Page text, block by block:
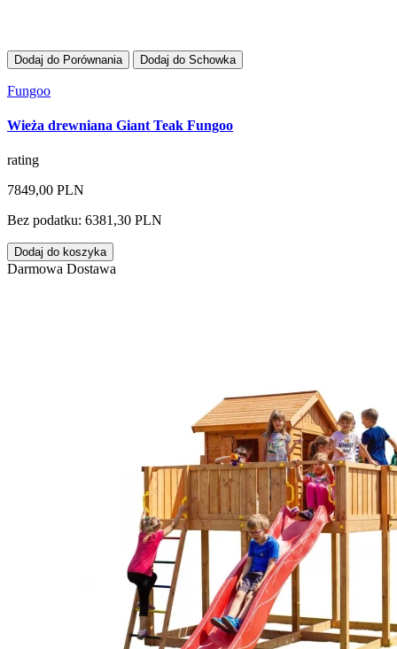
Dodaj do Porównania Dodaj do Schowka
Fungoo
Wieża drewniana Giant Teak Fungoo
rating
7849,00 PLN
Bez podatku: 6381,30 PLN
Dodaj do koszyka
Darmowa Dostawa